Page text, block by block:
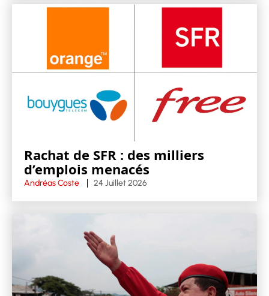
Rachat de SFR : des milliers
d’emplois menacés
Andréas Coste 24 Juillet 2026